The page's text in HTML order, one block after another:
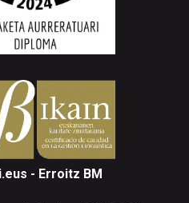
- Erroitz BM